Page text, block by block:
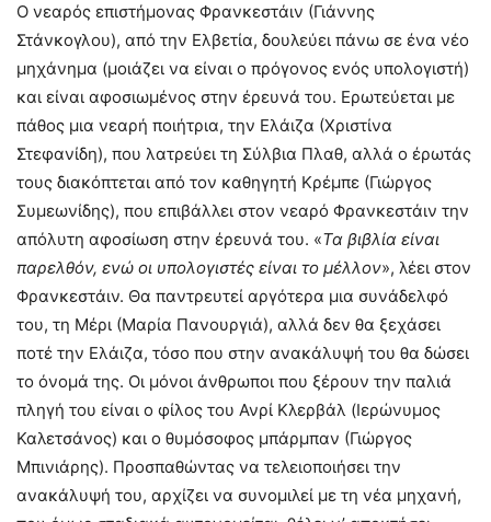
Ο νεαρός επιστήμονας Φρανκεστάιν (Γιάννης
Στάνκογλου), από την Ελβετία, δουλεύει πάνω σε ένα νέο
μηχάνημα (μοιάζει να είναι ο πρόγονος ενός υπολογιστή)
και είναι αφοσιωμένος στην έρευνά του. Ερωτεύεται με
πάθος μια νεαρή ποιήτρια, την Ελάιζα (Χριστίνα
Στεφανίδη), που λατρεύει τη Σύλβια Πλαθ, αλλά ο έρωτάς
τους διακόπτεται από τον καθηγητή Κρέμπε (Γιώργος
Συμεωνίδης), που επιβάλλει στον νεαρό Φρανκεστάιν την
απόλυτη αφοσίωση στην έρευνά του. «Τα βιβλία είναι
παρελθόν, ενώ οι υπολογιστές είναι το μέλλον», λέει στον
Φρανκεστάιν. Θα παντρευτεί αργότερα μια συνάδελφό
του, τη Μέρι (Μαρία Πανουργιά), αλλά δεν θα ξεχάσει
ποτέ την Ελάιζα, τόσο που στην ανακάλυψή του θα δώσει
το όνομά της. Οι μόνοι άνθρωποι που ξέρουν την παλιά
πληγή του είναι ο φίλος του Ανρί Κλερβάλ (Ιερώνυμος
Καλετσάνος) και ο θυμόσοφος μπάρμπαν (Γιώργος
Μπινιάρης). Προσπαθώντας να τελειοποιήσει την
ανακάλυψή του, αρχίζει να συνομιλεί με τη νέα μηχανή,